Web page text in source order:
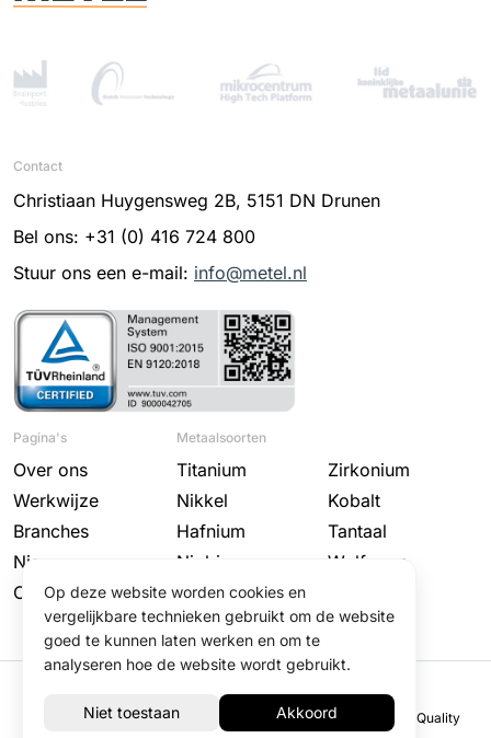
Contact
Christiaan Huygensweg 2B, 5151 DN Drunen
Bel ons: +31 (0) 416 724 800
Stuur ons een e-mail: info@metel.nl
Pagina's
Over ons
Werkwijze
Branches
Nieuws
Contact
Metaalsoorten
Titanium
Zirkonium
Nikkel
Kobalt
Hafnium
Tantaal
Niobium
Wolfraam
Molybdeen
Disclaimer
Privacy Policy Algemene voorwaarden Quality
Op deze website worden cookies en
vergelijkbare technieken gebruikt om de website
goed te kunnen laten werken en om te
analyseren hoe de website wordt gebruikt.